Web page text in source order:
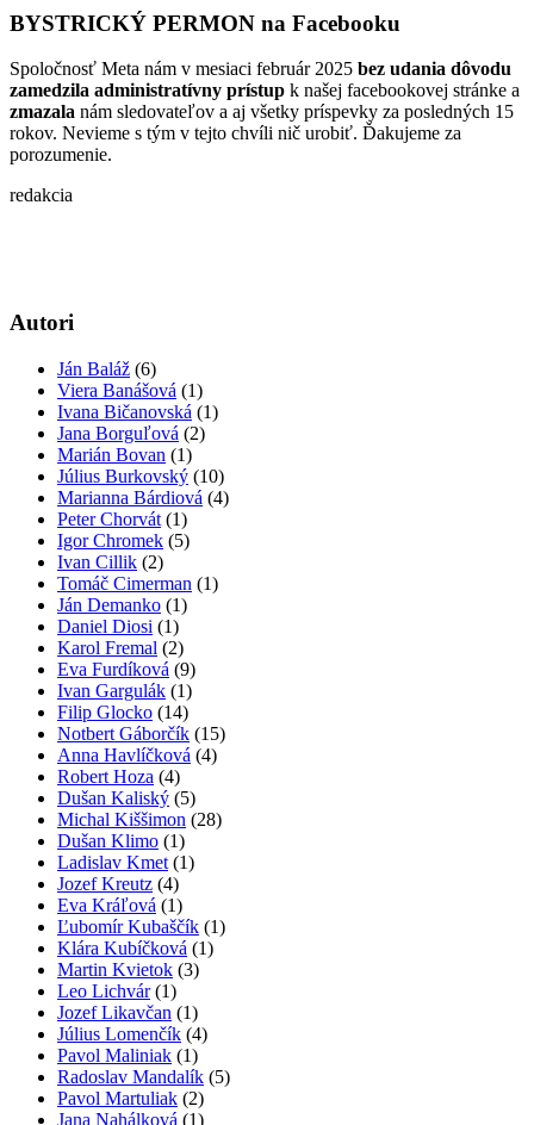
BYSTRICKÝ PERMON na Facebooku
Spoločnosť Meta nám v mesiaci február 2025 bez udania dôvodu
zamedzila administratívny prístup k našej facebookovej stránke a
zmazala nám sledovateľov a aj všetky príspevky za posledných 15
rokov. Nevieme s tým v tejto chvíli nič urobiť. Ďakujeme za
porozumenie.
redakcia
Autori
Ján Baláž (6)
Viera Banášová (1)
Ivana Bičanovská (1)
Jana Borguľová (2)
Marián Bovan (1)
Július Burkovský (10)
Marianna Bárdiová (4)
Peter Chorvát (1)
Igor Chromek (5)
Ivan Cillik (2)
Tomáč Cimerman (1)
Ján Demanko (1)
Daniel Diosi (1)
Karol Fremal (2)
Eva Furdíková (9)
Ivan Gargulák (1)
Filip Glocko (14)
Notbert Gáborčík (15)
Anna Havlíčková (4)
Robert Hoza (4)
Dušan Kaliský (5)
Michal Kiššimon (28)
Dušan Klimo (1)
Ladislav Kmet (1)
Jozef Kreutz (4)
Eva Kráľová (1)
Ľubomír Kubaščík (1)
Klára Kubíčková (1)
Martin Kvietok (3)
Leo Lichvár(1)
Jozef Likavčan (1)
Július Lomenčík (4)
Pavol Maliniak (1)
Radoslav Mandalík (5)
Pavol Martuliak (2)
Jana Nahálková (1)